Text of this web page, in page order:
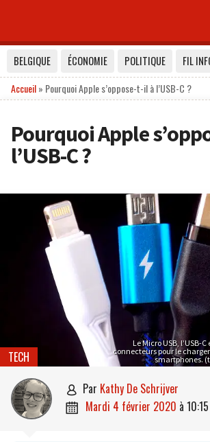
BELGIQUE ÉCONOMIE POLITIQUE FIL
Accueil» Pourquoi Apple s’oppose-t-il à l’USB-C ?
Pourquoi Apple
l’USB-C ?
Le Micro USB, l’USB-
connecteurs pour le
smartphones.
TECH
 par Kathy De Schrijver
 mardi 4 février 2020 à 10:15